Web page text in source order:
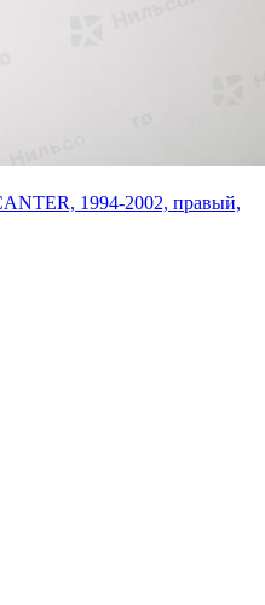
1994-2002, правый,